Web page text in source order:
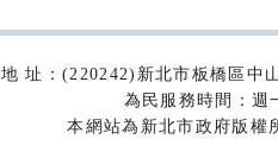
地 址：(220242)新北市板橋區中
為民服務時間：週
本網站為新北市政府版權